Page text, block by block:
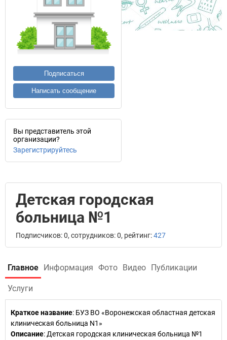
Подписаться
Написать сообщение
Вы представитель этой
организации?
Зарегистрируйтесь
Детская городская
больница №1
Подписчиков: 0, сотрудников: 0, рейтинг:427
Главное Информация Фото Видео Публикации
Услуги
Краткое название: БУЗ ВО «Воронежская областная детская
клиническая больница N1»
Описание: Детская городская клиническая больница №1